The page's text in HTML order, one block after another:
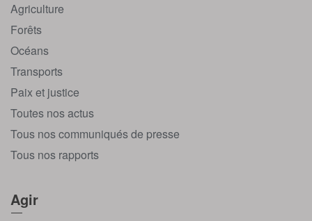
Agriculture
Forêts
Océans
Transports
Paix et justice
Toutes nos actus
Tous nos communiqués de presse
Tous nos rapports
Agir